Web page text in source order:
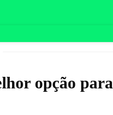
opção para